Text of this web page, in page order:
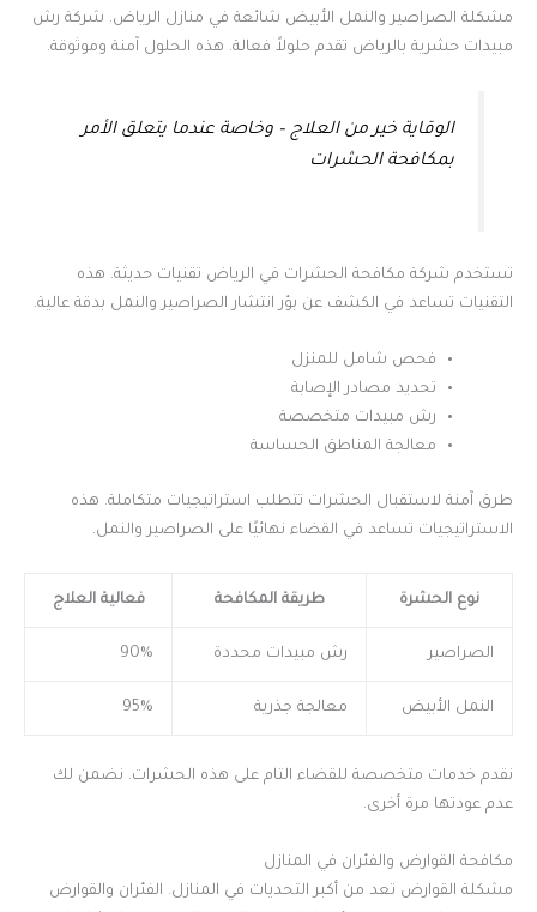
مشكلة الصراصير والنمل الأبيض شائعة في منازل الرياض. شركة رش
مبيدات حشرية بالرياض تقدم حلولاً فعالة. هذه الحلول آمنة وموثوقة.
الوقاية خير من العلاج – وخاصة عندما يتعلق الأمر
بمكافحة الحشرات
تستخدم شركة مكافحة الحشرات في الرياض تقنيات حديثة. هذه
التقنيات تساعد في الكشف عن بؤر انتشار الصراصير والنمل بدقة عالية.
فحص شامل للمنزل
تحديد مصادر الإصابة
رش مبيدات متخصصة
معالجة المناطق الحساسة
طرق آمنة لاستقبال الحشرات تتطلب استراتيجيات متكاملة. هذه
الاستراتيجيات تساعد في القضاء نهائيًا على الصراصير والنمل.
نوع الحشرة طريقة المكافحة فعالية العلاج
الصراصير رش مبيدات محددة 90%
النمل الأبيض معالجة جذرية 95%
نقدم خدمات متخصصة للقضاء التام على هذه الحشرات. نضمن لك
عدم عودتها مرة أخرى.
مكافحة القوارض والفئران في المنازل
مشكلة القوارض تعد من أكبر التحديات في المنازل. الفئران والقوارض